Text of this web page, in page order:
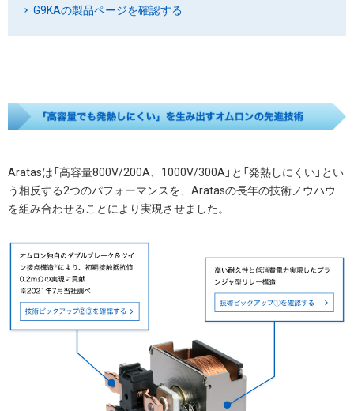
G9KAの製品ページを確認する
Aratasは「高容量800V/200A、1000V/300A」と「発熱しにくい」とい
う相反する2つのパフォーマンスを、Aratasの長年の技術ノウハウ
を組み合わせることにより実現させました。